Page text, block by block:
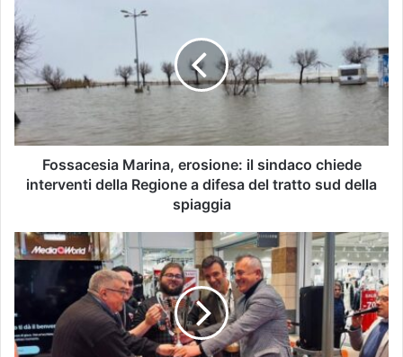
Fossacesia Marina, erosione: il sindaco chiede
interventi della Regione a difesa del tratto sud della
spiaggia